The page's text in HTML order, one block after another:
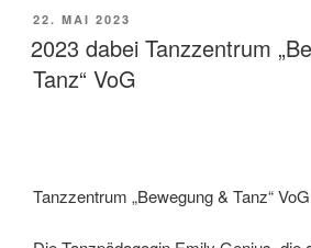
VERÖFFENTLICHT
22. MAI 2023
2023 dabei Tanzzentrum
Tanz“ VoG
Tanzzentrum „Bewegung & Tanz“ VoG